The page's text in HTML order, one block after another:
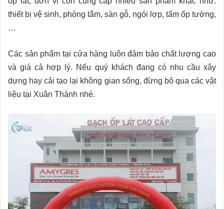
thiết bị vệ sinh, phòng tắm, sàn gỗ, ngói lợp, tấm ốp tường,
…
Các sản phẩm tại cửa hàng luôn đảm bảo chất lượng cao
và giá cả hợp lý. Nếu quý khách đang có nhu cầu xây
dựng hay cải tạo lại không gian sống, đừng bỏ qua các vật
liệu tại Xuân Thành nhé.